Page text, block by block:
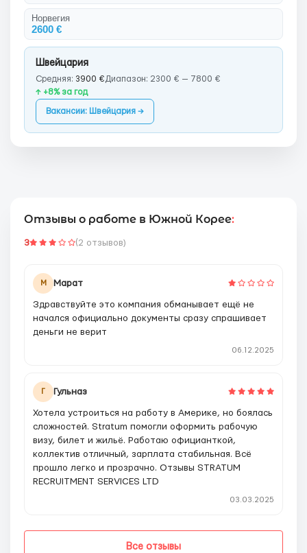
Норвегия
2600 €
Швейцария
Средняя: 3900 € Диапазон: 2300 € — 7800 €
↑ +8% за год
Вакансии: Швейцария →
Отзывы о работе в Южной Корее:
3 (2 отзывов)
М Марат
Здравствуйте это компания обманывает ещё не
начался официально документы сразу спрашивает
деньги не верит
06.12.2025
Г Гульназ
Хотела устроиться на работу в Америке, но боялась
сложностей. Stratum помогли оформить рабочую
визу, билет и жильё. Работаю официанткой,
коллектив отличный, зарплата стабильная. Всё
прошло легко и прозрачно. Отзывы STRATUM
RECRUITMENT SERVICES LTD
03.03.2025
Все отзывы